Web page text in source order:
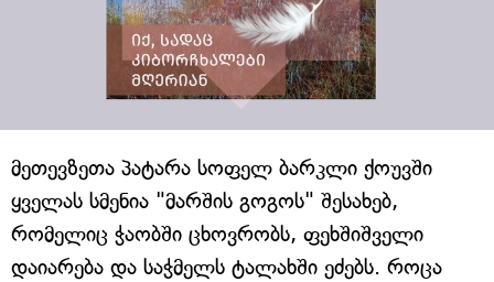
მეთევზეთა პატარა სოფელ ბარკლი ქოუვში
ყველას სმენია "მარშის გოგოს" შესახებ,
რომელიც ჭაობში ცხოვრობს, ფეხშიშველი
დაიარება და საჭმელს ტალახში ეძებს. როცა